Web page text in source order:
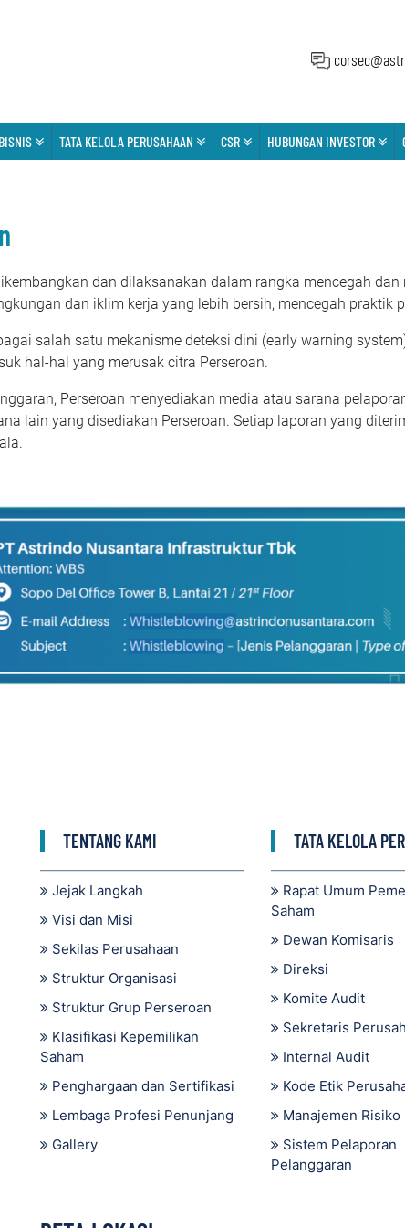
TATA KELOLA PERUSAHAAN CSR HUBUNGAN INVESTOR
dan dilaksanakan dalam rangka mencegah
dan iklim kerja yang lebih bersih, mencegah praktik
salah satu mekanisme deteksi dini (early warning
hal-hal yang merusak citra Perseroan.
Perseroan menyediakan media atau sarana
lain yang disediakan Perseroan. Setiap laporan yang
TENTANG KAMI
Jejak Langkah
Visi dan Misi
Sekilas Perusahaan
Struktur Organisasi
Struktur Grup Perseroan
Klasifikasi Kepemilikan
Saham
Penghargaan dan Sertifikasi
Lembaga Profesi Penunjang
Gallery
TATA KELOLA
Rapat Umum
Saham
Dewan Komisaris
Direksi
Komite Audit
Sekretaris
Internal Audit
Kode Etik
Manajemen Risiko
Sistem Pelaporan
Pelanggaran